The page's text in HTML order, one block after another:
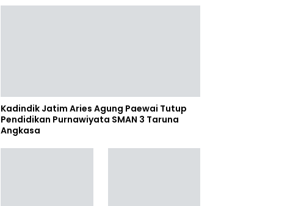
Kadindik Jatim Aries Agung Paewai Tutup
Pendidikan Purnawiyata SMAN 3 Taruna
Angkasa